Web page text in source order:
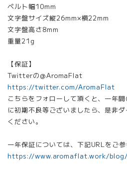
ベルト幅10mm
文字盤サイズ縦26mm×横22mm
文字盤高さ8mm
重量21g
【保証】
Twitterの@AromaFlat
https://twitter.com/AromaFlat
こちらをフォローして頂くと、一年
に初期不良等ございましたら、是非
ください。
一年保証については、下記URLをご参
https://www.aromaflat.work/